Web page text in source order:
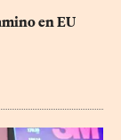
en EU